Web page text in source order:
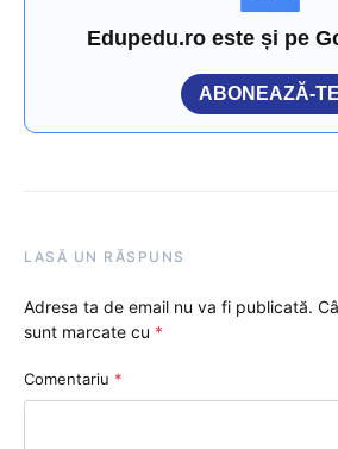
Edupedu.ro este și pe
ABONEAZĂ-TE
LASĂ UN RĂSPUNS
Adresa ta de email nu va fi publicată.
sunt marcate cu *
Comentariu *